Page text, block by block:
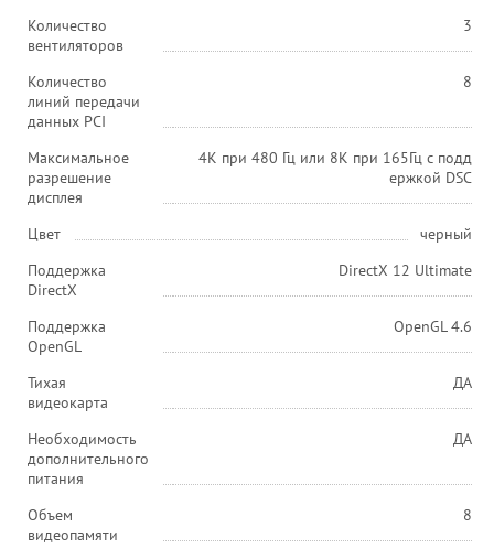
Количество
вентиляторов
3
Количество
линий передачи
данных PCI
8
Максимальное
разрешение
дисплея
4K при 480 Гц или 8K при 165Гц с подд
ержкой DSC
Цвет
черный
Поддержка
DirectX
DirectX 12 Ultimate
Поддержка
OpenGL
OpenGL 4.6
Тихая
видеокарта
ДА
Необходимость
дополнительного
питания
ДА
Объем
видеопамяти
8